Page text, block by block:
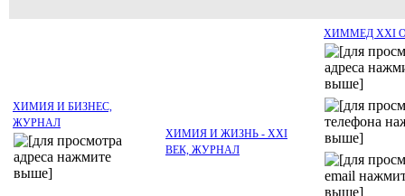
ХИМИЯ И БИЗНЕС,
ЖУРНАЛ
ХИМИЯ И ЖИЗНЬ - XXI
ВЕК, ЖУРНАЛ
ХИММЕД XXI